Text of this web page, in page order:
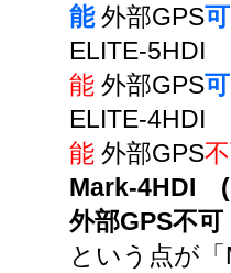
能外部GPS可
ELITE-5HDI
能 外部GPS可
ELITE-4HDI
能 外部GPS
Mark-4HDI
外部GPS不可
という点が